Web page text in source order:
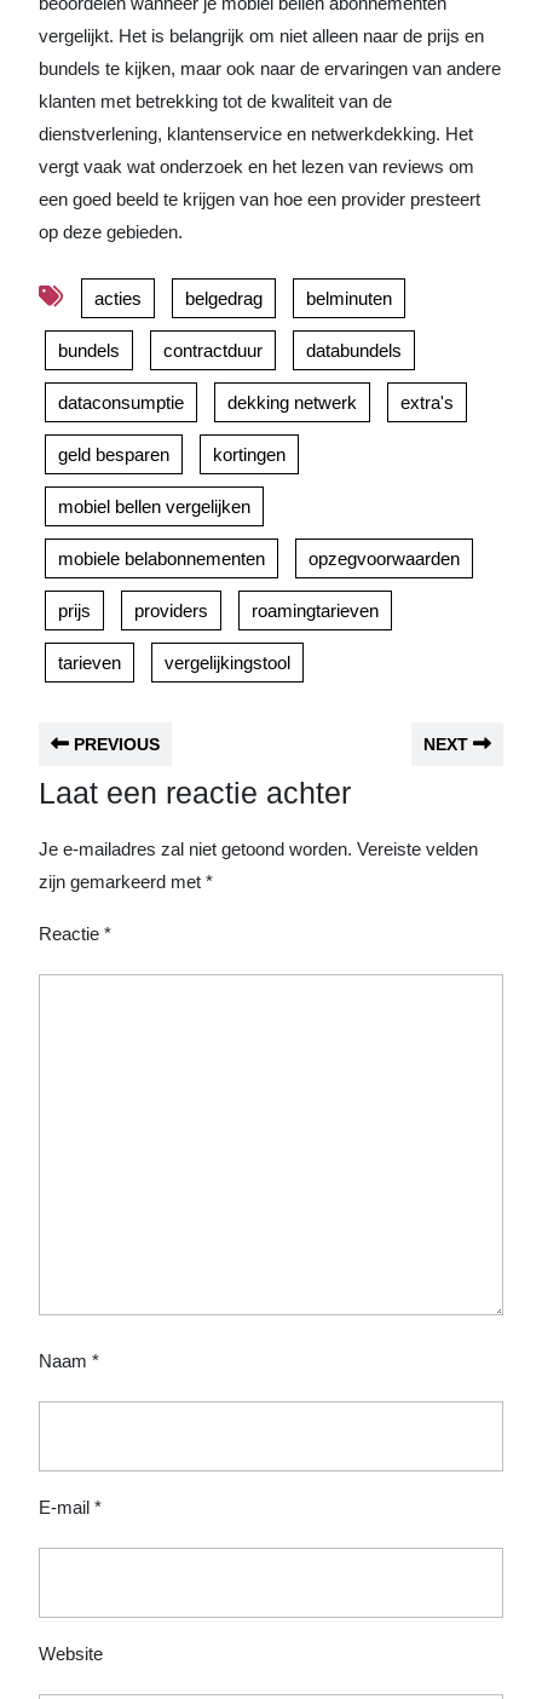
vergelijkt. Het is belangrijk om niet alleen naar de prijs en
bundels te kijken, maar ook naar de ervaringen van andere
klanten met betrekking tot de kwaliteit van de
dienstverlening, klantenservice en netwerkdekking. Het
vergt vaak wat onderzoek en het lezen van reviews om
een goed beeld te krijgen van hoe een provider presteert
op deze gebieden.
acties belgedrag belminuten
bundels contractduur databundels
dataconsumptie dekking netwerk extra's
geld besparen kortingen
mobiel bellen vergelijken
mobiele belabonnementen opzegvoorwaarden
prijs providers roamingtarieven
tarieven vergelijkingstool
PREVIOUS NEXT
Laat een reactie achter
Je e-mailadres zal niet getoond worden. Vereiste velden
zijn gemarkeerd met *
Reactie *
Naam *
E-mail *
Website